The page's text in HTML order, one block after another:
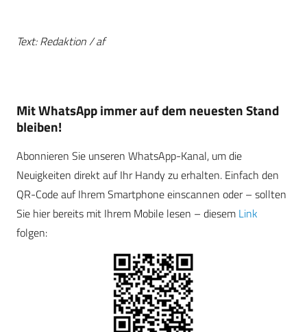
Text: Redaktion / af
Mit WhatsApp immer auf dem neuesten Stand
bleiben!
Abonnieren Sie unseren WhatsApp-Kanal, um die
Neuigkeiten direkt auf Ihr Handy zu erhalten. Einfach den
QR-Code auf Ihrem Smartphone einscannen oder – sollten
Sie hier bereits mit Ihrem Mobile lesen – diesem Link
folgen: